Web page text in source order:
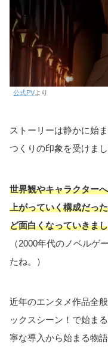
公式PVより
ストーリーは静かに始
つくりの印象を受けまし
世界観やキャラクター
上がっていく構成だっ
ど面白くなっていきま
（2000年代のノベルゲ
たね。）
近年のエンタメ作品全
ックスシーン！で始ま
寧な導入から始まる物